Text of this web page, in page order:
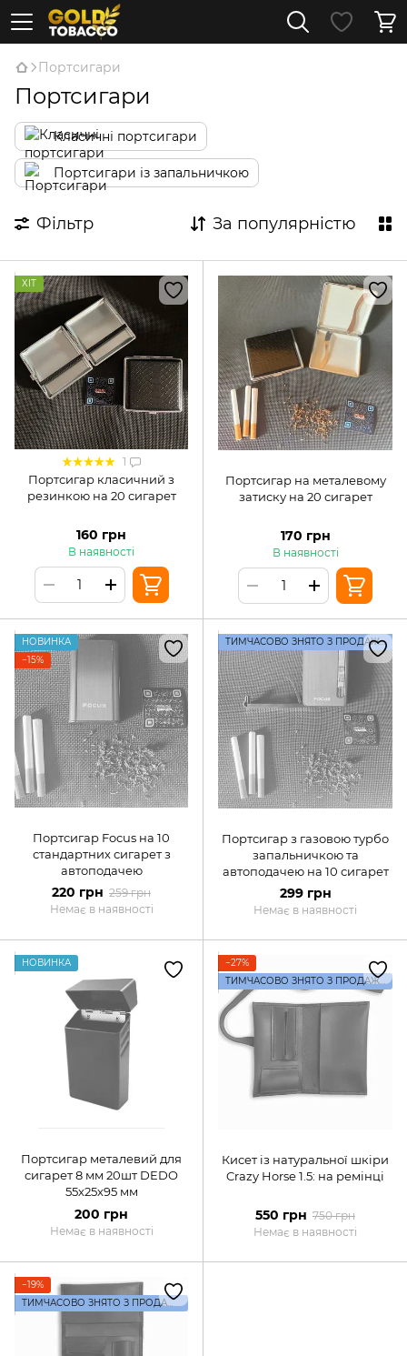
Портсигари
Портсигари
Класичні портсигари
Портсигари із запальничкою
Фільтр За популярністю
ХІТ
1
Портсигар класичний з
резинкою на 20 сигарет
160 грн
В наявності
Портсигар на металевому
затиску на 20 сигарет
170 грн
В наявності
НОВИНКА
−15%
Портсигар Focus на 10
стандартних сигарет з
автоподачею
220 грн 259 грн
Немає в наявності
ТИМЧАСОВО ЗНЯТО З ПРОДАЖУ
Портсигар з газовою турбо
запальничкою та
автоподачею на 10 сигарет
299 грн
Немає в наявності
НОВИНКА
Портсигар металевий для
сигарет 8 мм 20шт DEDO
55х25х95 мм
200 грн
Немає в наявності
−27%
ТИМЧАСОВО ЗНЯТО З ПРОДАЖУ
Кисет із натуральної шкіри
Crazy Horse 1.5: на ремінці
550 грн 750 грн
Немає в наявності
−19%
ТИМЧАСОВО ЗНЯТО З ПРОДАЖУ